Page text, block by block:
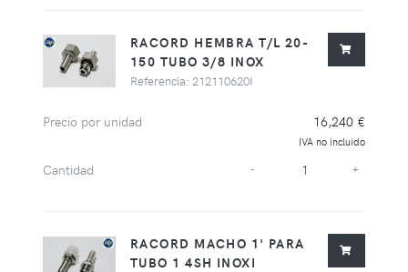
RACORD HEMBRA T/L 20-
150 TUBO 3/8 INOX
Referencia: 212110620I
Precio por unidad 16,240 €
IVA no incluido
Cantidad - +
RACORD MACHO 1' PARA
TUBO 1 4SH INOXI